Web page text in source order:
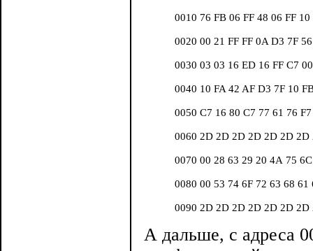
0010 76 FВ 06 FF 48 06 FF
0020 00 21 FF FF 0A D3 7F
0030 03 03 16 ED 16 FF С7
0040 10 FA 42 AF D3 7F 10
0050 С7 16 80 С7 77 61 76
0060 2D 2D 2D 2D 2D 2D
0070 00 28 63 29 20 4А 75
0080 00 53 74 6F 72 63 68
0090 2D 2D 2D 2D 2D
А дальше, с адреса